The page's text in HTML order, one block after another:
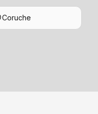
Coruche